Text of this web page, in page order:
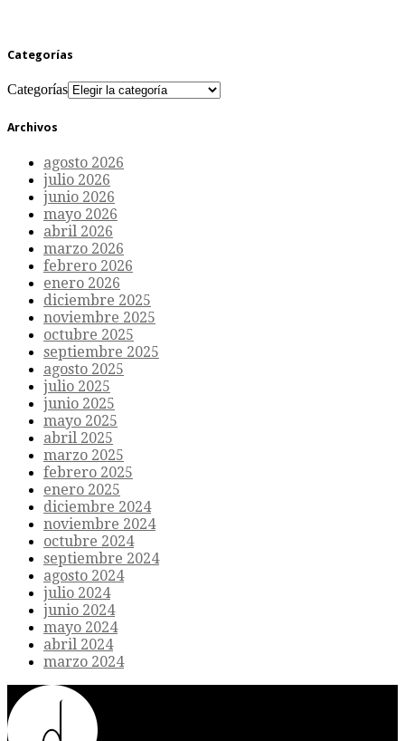
Categorías
Categorías
Archivos
agosto 2026
julio 2026
junio 2026
mayo 2026
abril 2026
marzo 2026
febrero 2026
enero 2026
diciembre 2025
noviembre 2025
octubre 2025
septiembre 2025
agosto 2025
julio 2025
junio 2025
mayo 2025
abril 2025
marzo 2025
febrero 2025
enero 2025
diciembre 2024
noviembre 2024
octubre 2024
septiembre 2024
agosto 2024
julio 2024
junio 2024
mayo 2024
abril 2024
marzo 2024